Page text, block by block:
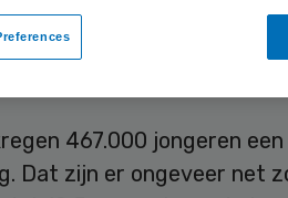
Daarnaast is meer
467.000 jongeren
Dat zijn er ongeveer net